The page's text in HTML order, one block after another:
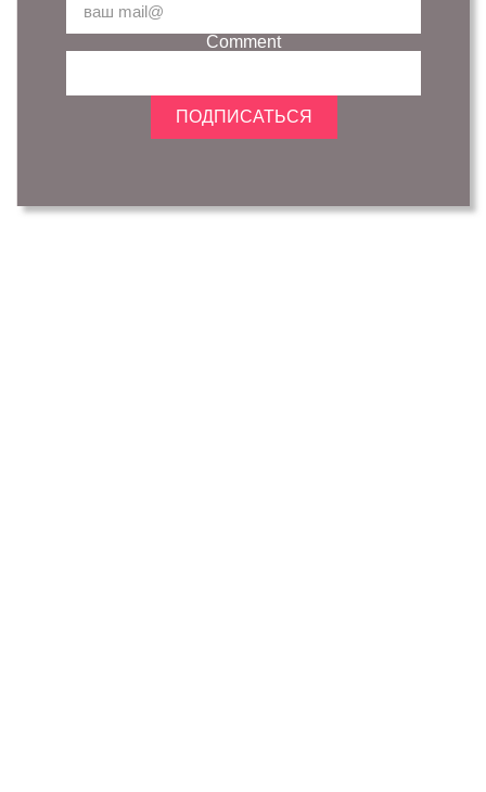
Comment
ПОДПИСАТЬСЯ